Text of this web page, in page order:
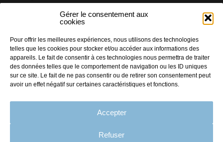
Gérer le consentement aux
cookies
Pour offrir les meilleures expériences, nous utilisons des technologies
telles que les cookies pour stocker et/ou accéder aux informations des
appareils. Le fait de consentir à ces technologies nous permettra de traiter
des données telles que le comportement de navigation ou les ID uniques
sur ce site. Le fait de ne pas consentir ou de retirer son consentement peut
avoir un effet négatif sur certaines caractéristiques et fonctions.
Accepter
Refuser
LinkedIn
Facebook
Instagram
PLAN DU SITE
MENTIONS LÉGALES